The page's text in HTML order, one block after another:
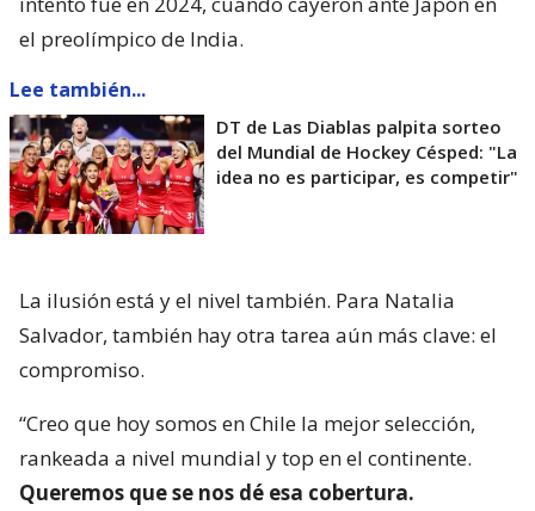
el preolímpico de India.
Lee también...
DT de Las Diablas palpita sorteo
del Mundial de Hockey Césped: "La
idea no es participar, es competir"
La ilusión está y el nivel también. Para Natalia
Salvador, también hay otra tarea aún más clave: el
compromiso.
“Creo que hoy somos en Chile la mejor selección,
rankeada a nivel mundial y top en el continente.
Queremos que se nos dé esa cobertura.